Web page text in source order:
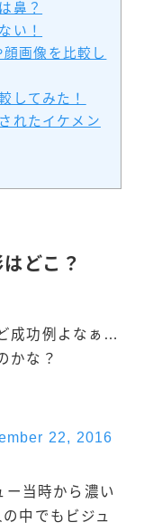
鼻？
い！
画像を比較し
してみた！
れたイケメン
どこ？
成功例よなぁ…
かな？
22, 2016
当時から濃い
中でもビジュ